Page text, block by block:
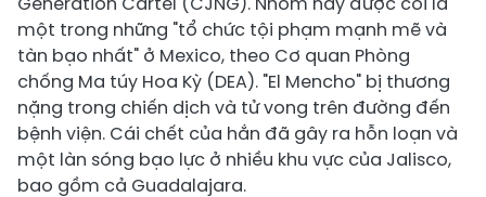
một trong những "tổ chức tội phạm mạnh mẽ và
tàn bạo nhất" ở Mexico, theo Cơ quan Phòng
chống Ma túy Hoa Kỳ (DEA). "El Mencho" bị thương
nặng trong chiến dịch và tử vong trên đường đến
bệnh viện. Cái chết của hắn đã gây ra hỗn loạn và
một làn sóng bạo lực ở nhiều khu vực của Jalisco,
bao gồm cả Guadalajara.